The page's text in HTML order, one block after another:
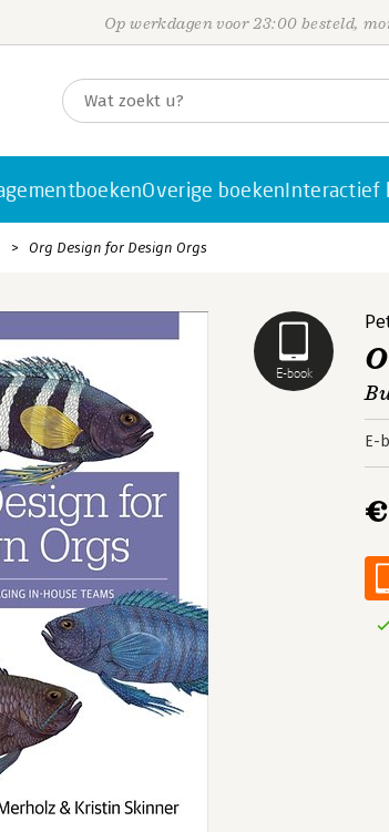
Op werkdagen voor 23:00 besteld,
Overige boekenInteractief
Org Design for Design Orgs
E-book
E-